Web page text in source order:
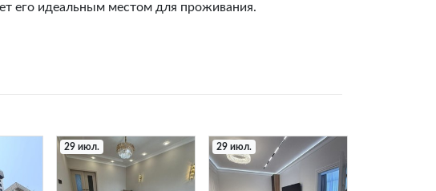
его идеальным местом для проживания.
29 июл. 29 июл.